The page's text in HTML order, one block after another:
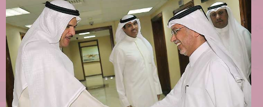
ب
ع
ل
ى
س
ل
ب
ر
ي
ا